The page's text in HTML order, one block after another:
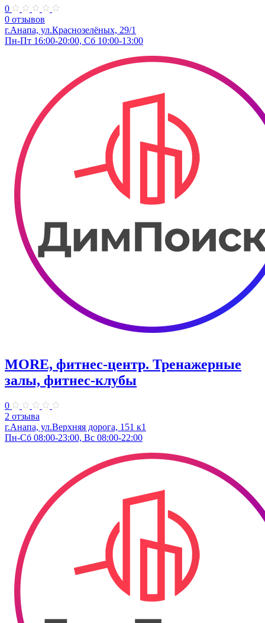
0
0 отзывов
г.Анапа, ул.Краснозелёных, 29/1
Пн-Пт 16:00-20:00, Сб 10:00-13:00
MORE, фитнес-центр. Тренажерные
залы, фитнес-клубы
0
2 отзыва
г.Анапа, ул.Верхняя дорога, 151 к1
Пн-Сб 08:00-23:00, Вс 08:00-22:00